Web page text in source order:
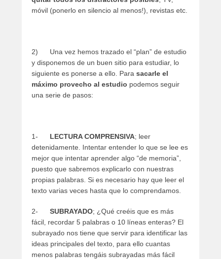
móvil (ponerlo en silencio al menos!), revistas etc.
2) Una vez hemos trazado el “plan” de estudio
y disponemos de un buen sitio para estudiar, lo
siguiente es ponerse a ello. Para sacarle el
máximo provecho al estudio podemos seguir
una serie de pasos:
1- LECTURA COMPRENSIVA; leer
detenidamente. Intentar entender lo que se lee es
mejor que intentar aprender algo “de memoria”,
puesto que sabremos explicarlo con nuestras
propias palabras. Si es necesario hay que leer el
texto varias veces hasta que lo comprendamos.
2- SUBRAYADO; ¿Qué creéis que es más
fácil, recordar 5 palabras o 10 líneas enteras? El
subrayado nos tiene que servir para identificar las
ideas principales del texto, para ello cuantas
menos palabras tengáis subrayadas más fácil